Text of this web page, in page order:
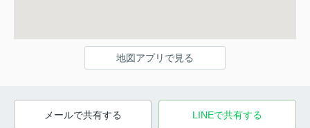
地図アプリで見る
メールで共有する LINEで共有する